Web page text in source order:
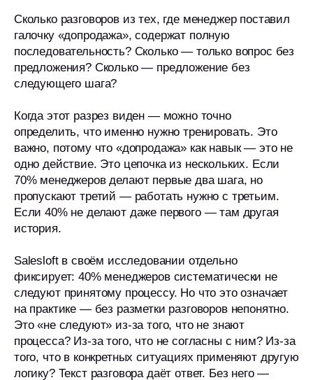
Сколько разговоров из тех, где менеджер поставил
галочку «допродажа», содержат полную
последовательность? Сколько — только вопрос без
предложения? Сколько — предложение без
следующего шага?
Когда этот разрез виден — можно точно
определить, что именно нужно тренировать. Это
важно, потому что «допродажа» как навык — это не
одно действие. Это цепочка из нескольких. Если
70% менеджеров делают первые два шага, но
пропускают третий — работать нужно с третьим.
Если 40% не делают даже первого — там другая
история.
Salesloft в своём исследовании отдельно
фиксирует: 40% менеджеров систематически не
следуют принятому процессу. Но что это означает
на практике — без разметки разговоров непонятно.
Это «не следуют» из-за того, что не знают
процесса? Из-за того, что не согласны с ним? Из-за
того, что в конкретных ситуациях применяют другую
логику? Текст разговора даёт ответ. Без него —
Я принимаюПолитику конфиденциальностии даю
на обработку моих ПД
Я даю согласие на получение аналитики, кейсов, новостей
и рекламы от Imot.io
Медицина
Решения
Меню